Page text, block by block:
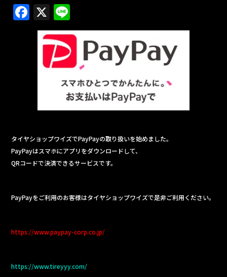
F
a
o
X
n
e
タイヤショップワイズでPayPayの取り扱いを始めました。
PayPayはスマホにアプリをダウンロードして、
QRコードで決済できるサービスです。
PayPayをご利用のお客様はタイヤショップワイズで是非ご利用ください。
https://www.paypay-corp.co.jp/
https://www.tireyyy.com/